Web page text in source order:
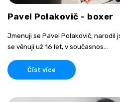
Pavel Polakovič - boxer
Jmenuji se Pavel Polakovič, narodil
se věnuji už 16 let, v současnos...
Číst více